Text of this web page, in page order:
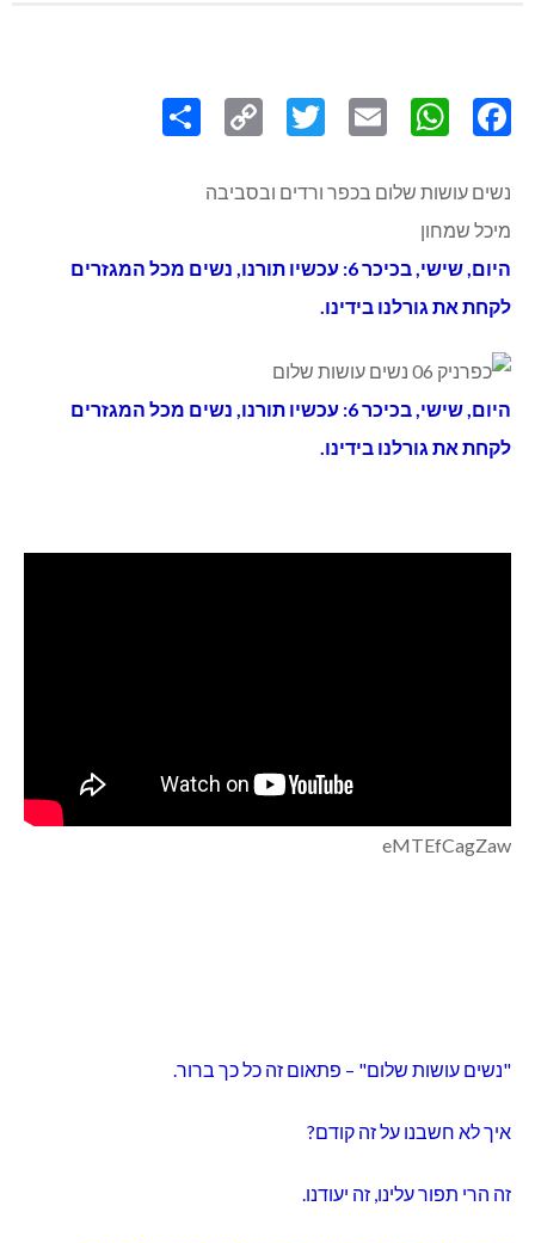
Link
נשים עושות שלום בכפר ורדים ובסביבה
מיכל שמחון
היום, שישי, בכיכר 6: עכשיו תורנו, נשים מכל המגזרים
לקחת את גורלנו בידינו.
היום, שישי, בכיכר 6: עכשיו תורנו, נשים מכל המגזרים
לקחת את גורלנו בידינו.
eMTEfCagZaw
"נשים עושות שלום" – פתאום זה כל כך ברור.
איך לא חשבנו על זה קודם?
זה הרי תפור עלינו, זה יעודנו.